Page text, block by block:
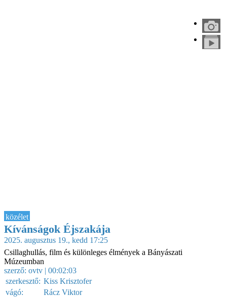
közélet
Kívánságok Éjszakája
2025. augusztus 19., kedd 17:25
Csillaghullás, film és különleges élmények a Bányászati
Múzeumban
szerző: ovtv | 00:02:03
szerkesztő: Kiss Krisztofer
vágó:
Rácz Viktor